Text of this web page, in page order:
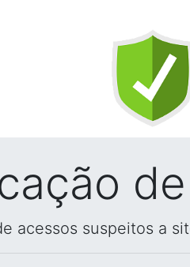
acessos suspeitos a